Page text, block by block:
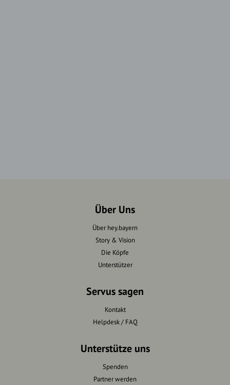
Über Uns
Über hey.bayern
Story & Vision
Die Köpfe
Unterstützer
Servus sagen
Kontakt
Helpdesk / FAQ
Unterstütze uns
Spenden
Partner werden